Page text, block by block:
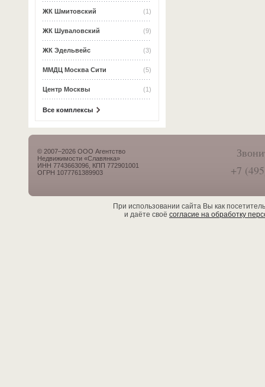
(1)
ЖК Шмитовский
(9)
ЖК Шуваловский
(3)
ЖК Эдельвейс
(5)
ММДЦ Москва Сити
(1)
Центр Москвы
Все комплексы
© 2007–2026 ООО Агентство
Недвижимости «Славянка»
ИНН 7743663096, КПП 772901001
ОГРН 1077761389903
+7
При использовании сайта Вы как
и даёте своё согласие на обработку